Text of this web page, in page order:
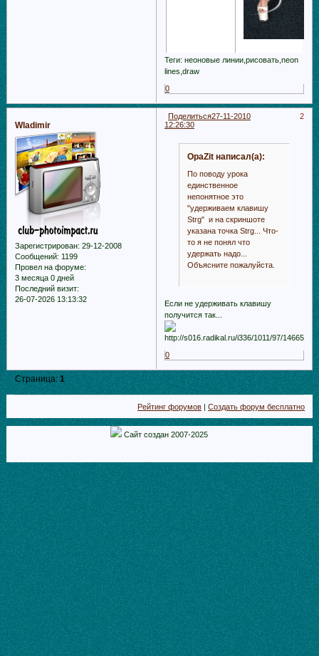
Теги: неоновые линии,рисовать,neon
lines,draw
0
Поделиться 2
27-11-2010
12:26:30
Wladimir
Зарегистрирован: 29-12-2008
Сообщений: 1199
Провел на форуме:
3 месяца 0 дней
Последний визит:
26-07-2026 13:13:32
OpaZit написал(а):
По поводу урока
единственное
непонятное это
"удерживаем клавишу
Strg" и на скриншоте
указана точка Strg... Что-
то я не понял что
удержать надо...
Объясните пожалуйста.
Если не удерживать клавишу
получится так...
0
Страница:1
Рейтинг форумов |Создать форум бесплатно
Сайт создан 2007-2025